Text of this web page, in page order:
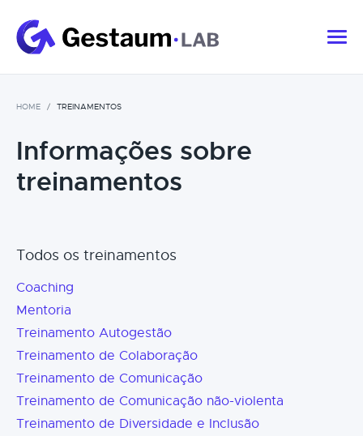
HOME TREINAMENTOS
Informações sobre
treinamentos
Todos os treinamentos
Coaching
Mentoria
Treinamento Autogestão
Treinamento de Colaboração
Treinamento de Comunicação
Treinamento de Comunicação não-violenta
Treinamento de Diversidade e Inclusão